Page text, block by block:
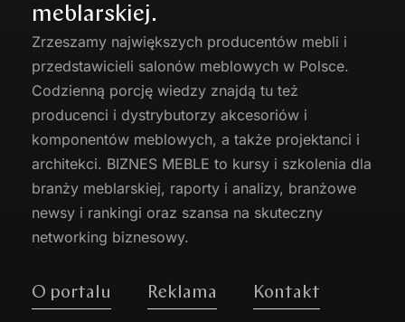
meblarskiej.
Zrzeszamy największych producentów mebli i
przedstawicieli salonów meblowych w Polsce.
Codzienną porcję wiedzy znajdą tu też
producenci i dystrybutorzy akcesoriów i
komponentów meblowych, a także projektanci i
architekci. BIZNES MEBLE to kursy i szkolenia dla
branży meblarskiej, raporty i analizy, branżowe
newsy i rankingi oraz szansa na skuteczny
networking biznesowy.
O portalu Reklama Kontakt